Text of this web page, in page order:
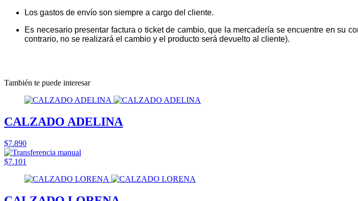
Los gastos de envío son siempre a cargo del cliente.
Es necesario presentar factura o ticket de cambio, que la mercadería se encuentre en su
contrario, no se realizará el cambio y el producto será devuelto al cliente).
También te puede interesar
CALZADO ADELINA
$7.890
$7.101